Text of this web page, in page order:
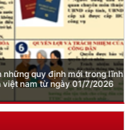
những quy định mới trong lĩnh
nam từ ngày 01/7/2026